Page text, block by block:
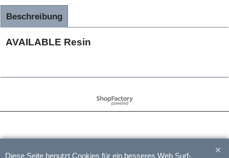
Beschreibung
AVAILABLE Resin
WebShop erstellt mit
ShopFactory Shop
Diese Seite benutzt Cookies für ein besseres Web Surf-